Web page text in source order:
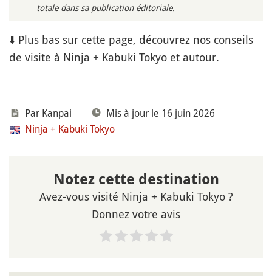
totale dans sa publication éditoriale.
⬇️ Plus bas sur cette page, découvrez nos conseils
de visite à Ninja + Kabuki Tokyo et autour.
Par Kanpai
Mis à jour le 16 juin 2026
Ninja + Kabuki Tokyo
Notez cette destination
Avez-vous visité Ninja + Kabuki Tokyo ?
Donnez votre avis